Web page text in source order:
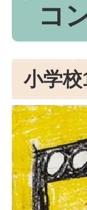
コ
小学